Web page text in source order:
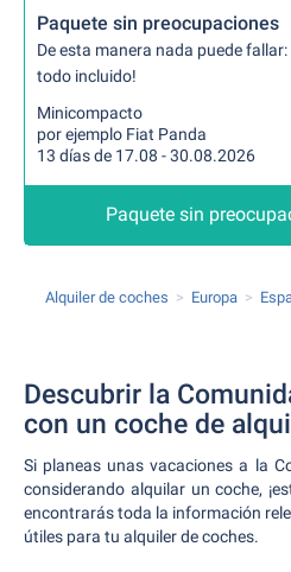
Paquete sin preocupaciones
De esta manera nada puede
todo incluido!
Minicompacto
por ejemplo Fiat Panda
13 días de 17.08 - 30.08.2026
Paquete sin
Alquiler de coches Europa
Descubrir la
con un coche de
Si planeas unas vacaciones a la
considerando alquilar un coche,
encontrarás toda la información
útiles para tu alquiler de coches.